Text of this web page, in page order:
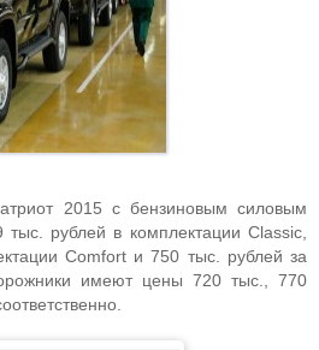
2015 с бензиновым силовым
тыс. рублей в комплектации Classic,
Comfort и 750 тыс. рублей за
имеют цены 720 тыс., 770